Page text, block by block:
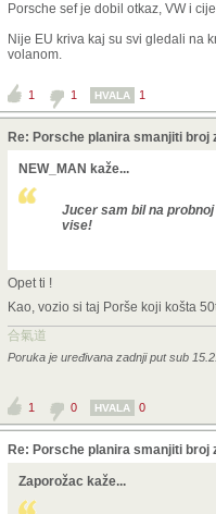
Porsche sef je dobil otkaz, VW i
Nije EU kriva kaj su svi gledali na
volanom.
1 1 HVALA 1
Re: Porsche planira smanjiti broj
NEW_MAN kaže...
Jucer sam bil na
vise!
Opet ti !
Kao, vozio si taj Porše koji košta
合氣道
Poruka je uređivana zadnji put sub
1 0 HVALA 0
Re: Porsche planira smanjiti broj
Zaporožac kaže...